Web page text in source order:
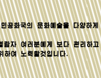
화국의 문화예술을 다양하게
자 여러분에게 보다 편리하고
하여 노력할것입니다.